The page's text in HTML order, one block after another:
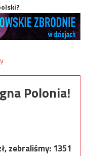
Polonia!
zebraliśmy:1351